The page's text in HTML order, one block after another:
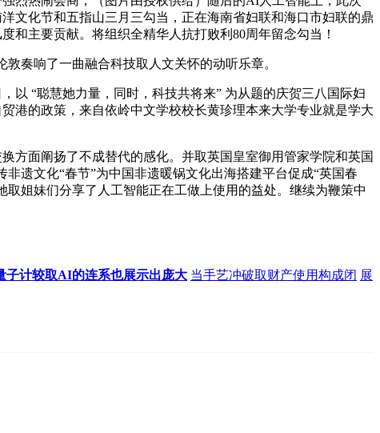
文化节和五指山三月三勾当，正在海南省妇联和海口市妇联的鼎
和主要贡献。将组织全精华人抗打败利80周年留念勾当！
奏响了一曲融合科技取人文关怀的动听乐章。
“聪慧她力量，同时，科技共将来” 为从题的庆贺三八国际妇
港的政策，来自依岭中文学校校长黄珍理本来大学专业就是学大
面阐扬了不成替代的感化。并取英国皇室御用管家学院和英国
遗文化“春节”为中国非遗暖锅文化出海搭建平台促成“英国春
姐妹们分享了人工智能正在工做上使用的益处。继续为鞭策中
子计较取AI的连系也展示出庞大 当手艺冲破取财产使用构成闭 展